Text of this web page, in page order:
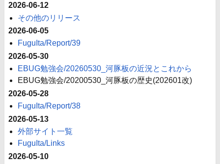
2026-06-12
その他のリリース
2026-06-05
FuguIta/Report/39
2026-05-30
EBUG勉強会/20260530_河豚板の近況とこれから
EBUG勉強会/20200530_河豚板の歴史(202601改)
2026-05-28
FuguIta/Report/38
2026-05-13
外部サイト一覧
FuguIta/Links
2026-05-10